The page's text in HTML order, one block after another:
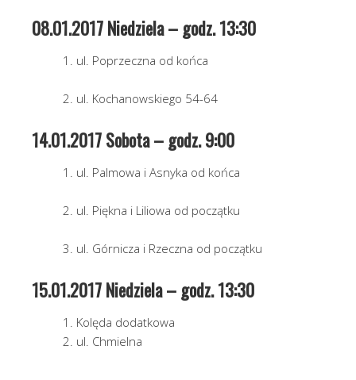
08.01.2017 Niedziela – godz. 13:30
ul. Poprzeczna od końca
ul. Kochanowskiego 54-64
14.01.2017 Sobota – godz. 9:00
ul. Palmowa i Asnyka od końca
ul. Piękna i Liliowa od początku
ul. Górnicza i Rzeczna od początku
15.01.2017 Niedziela – godz. 13:30
Kolęda dodatkowa
ul. Chmielna